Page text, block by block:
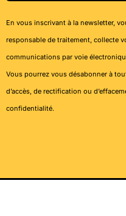
En vous inscrivant à la newsletter,
responsable de traitement, collecte
communications par voie
Vous pourrez vous désabonner à
d’accès, de rectification ou
confidentialité.